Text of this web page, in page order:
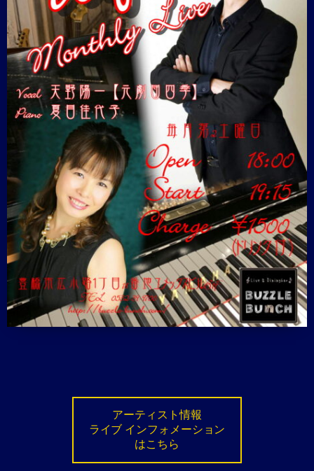
アーティスト情報
ライブ インフォメーション
はこちら